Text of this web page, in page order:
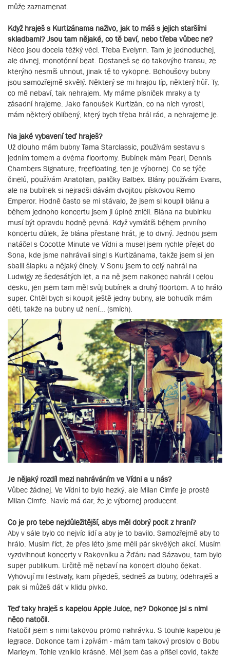
může zaznamenat.
Když hraješ s Kurtizánama naživo, jak to máš s jejich staršími
skladbami? Jsou tam nějaké, co tě baví, nebo třeba vůbec ne?
Něco jsou docela těžký věci. Třeba Evelynn. Tam je jednoduchej,
ale divnej, monotónní beat. Dostaneš se do takovýho transu, ze
kterýho nesmíš uhnout, jinak tě to vykopne. Bohoušovy bubny
jsou samozřejmě skvělý. Některý se mi hrajou líp, některý hůř. Ty,
co mě nebaví, tak nehrajem. My máme písniček mraky a ty
zásadní hrajeme. Jako fanoušek Kurtizán, co na nich vyrostl,
mám některý oblíbený, který bych třeba hrál rád, a nehrajeme je.
Na jaké vybavení teď hraješ?
Už dlouho mám bubny Tama Starclassic, používám sestavu s
jedním tomem a dvěma floortomy. Bubínek mám Pearl, Dennis
Chambers Signature, freefloating, ten je výbornej. Co se týče
činelů, používám Anatolian, paličky Balbex. Blány používám Evans,
ale na bubínek si nejradši dávám dvojitou pískovou Remo
Emperor. Hodně často se mi stávalo, že jsem si koupil blánu a
během jednoho koncertu jsem ji úplně zničil. Blána na bubínku
musí být opravdu hodně pevná. Když vymlátíš během prvního
koncertu důlek, že blána přestane hrát, je to divný. Jednou jsem
natáčel s Cocotte Minute ve Vídni a musel jsem rychle přejet do
Sona, kde jsme nahrávali singl s Kurtizánama, takže jsem si jen
sbalil šlapku a nějaký činely. V Sonu jsem to celý nahrál na
Ludwigy ze šedesátých let, a na ně jsem nakonec nahrál i celou
desku, jen jsem tam měl svůj bubínek a druhý floortom. A to hrálo
super. Chtěl bych si koupit ještě jedny bubny, ale bohudík mám
děti, takže na bubny už není... (smích).
Je nějaký rozdíl mezi nahráváním ve Vídni a u nás?
Vůbec žádnej. Ve Vídni to bylo hezký, ale Milan Cimfe je prostě
Milan Cimfe. Navíc má dar, že je výbornej producent.
Co je pro tebe nejdůležitější, abys měl dobrý pocit z hraní?
Aby v sále bylo co nejvíc lidí a aby je to bavilo. Samozřejmě aby to
hrálo. Musím říct, že přes léto jsme měli pár skvělých akcí. Musím
vyzdvihnout koncerty v Rakovníku a Žďáru nad Sázavou, tam bylo
super publikum. Určitě mě nebaví na koncert dlouho čekat.
Vyhovují mi festivaly, kam přijedeš, sedneš za bubny, odehraješ a
pak si můžeš dát v klidu pivko.
Teď taky hraješ s kapelou Apple Juice, ne? Dokonce jsi s nimi
něco natočil.
Natočil jsem s nimi takovou promo nahrávku. S touhle kapelou je
legrace. Dokonce tam i zpívám - mám tam takový proslov o Bobu
Marleym. Tohle vzniklo krásně. Měl jsem čas a přišel covid, takže